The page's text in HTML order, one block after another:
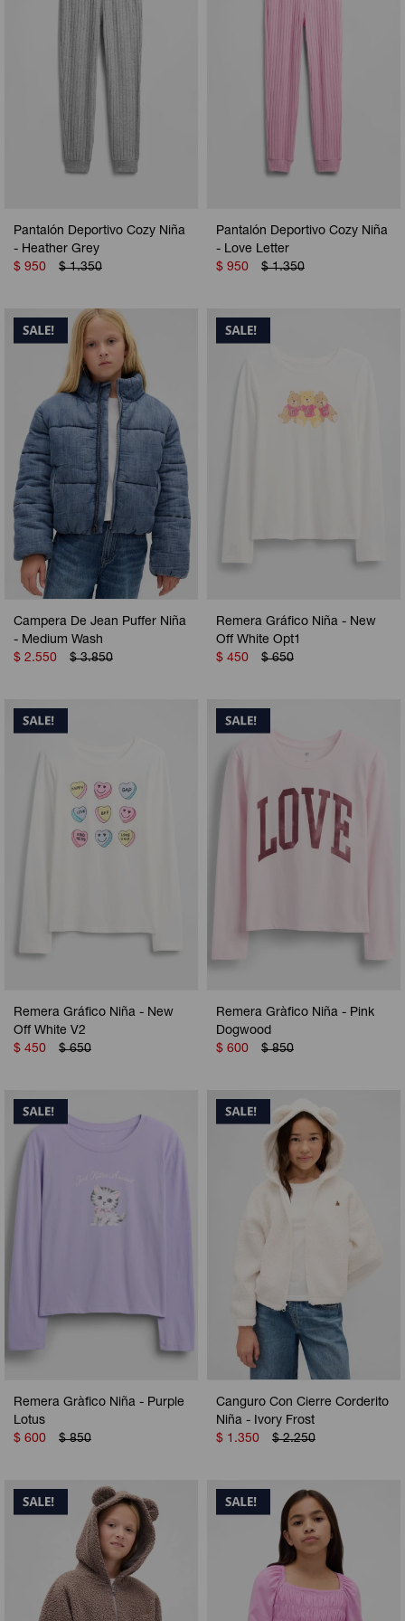
Pantalón Deportivo Cozy Niña
- Heather Grey
$ 950 $ 1.350
Pantalón Deportivo Cozy Niña
- Love Letter
$ 950 $ 1.350
Campera De Jean Puffer Niña
- Medium Wash
$ 2.550 $ 3.850
Remera Gráfico Niña - New
Off White Opt1
$ 450 $ 650
Remera Gráfico Niña - New
Off White V2
$ 450 $ 650
Remera Gràfico Niña - Pink
Dogwood
$ 600 $ 850
Remera Gràfico Niña - Purple
Lotus
$ 600 $ 850
Canguro Con Cierre Corderito
Niña - Ivory Frost
$ 1.350 $ 2.250